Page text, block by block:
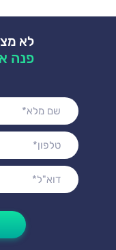
לא
פנה
שם
מלא*
טלפון*
דוא"ל*
איתי
קשר